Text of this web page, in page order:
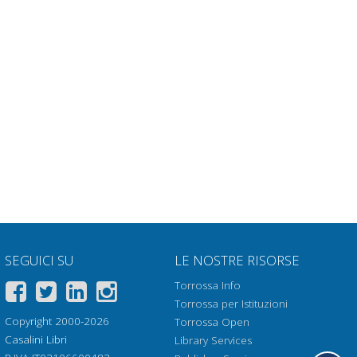
SEGUICI SU
Copyright 2000-2026
Casalini Libri
LE NOSTRE RISORSE
Torrossa Info
Torrossa per Istituzioni
Torrossa Open
Library Services